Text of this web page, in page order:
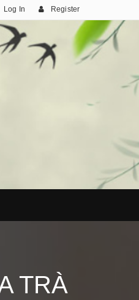
Log In Register
TRÀ